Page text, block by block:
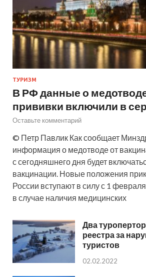
ТУРИЗМ
В РФ данные о
прививки включили в
Оставьте комментарий
© Петр Павлик Как сообщает
информация о медотводе от
с сегодняшнего дня будет
вакцинации. Новые положения
России вступают в силу с 1
в случае наличия медицинских
Два
реестра за
туристов
02.02.2022